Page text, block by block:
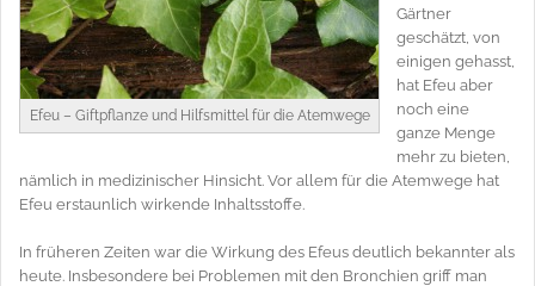
Efeu – Giftpflanze und Hilfsmittel für die Atemwege
Gärtner
geschätzt, von
einigen gehasst,
hat Efeu aber
noch eine
ganze Menge
mehr zu bieten,
nämlich in medizinischer Hinsicht. Vor allem für die Atemwege hat
Efeu erstaunlich wirkende Inhaltsstoffe.
In früheren Zeiten war die Wirkung des Efeus deutlich bekannter als
heute. Insbesondere bei Problemen mit den Bronchien griff man